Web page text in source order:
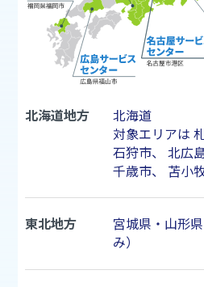
北海道地方
北海道
対象エリアは
石狩市、 北広
千歳市、 苫小
東北地方
宮城県・山形
み）